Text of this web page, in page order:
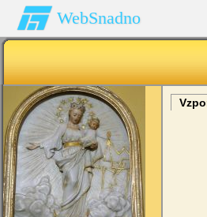
WebSnadno